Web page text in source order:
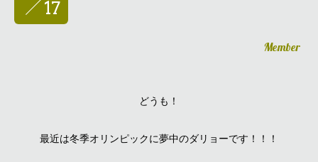
17
Member
どうも！
最近は冬季オリンピックに夢中のダリョーです！！！